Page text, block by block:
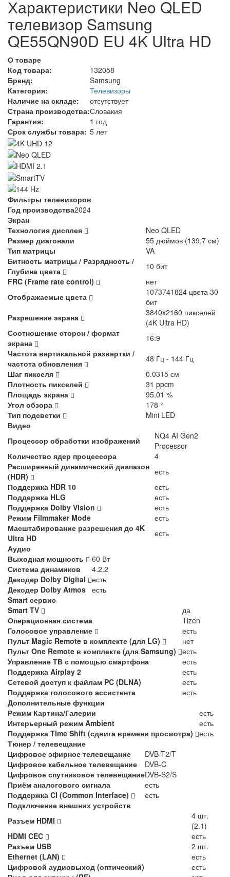
Характеристики Neo QLED
телевизор Samsung
QE55QN90D EU 4K Ultra HD
О товаре
Код товара:
132058
Бренд:
Samsung
Категория:
Телевизоры
Наличие на складе:
отсутствует
Страна производства:Словакия
Гарантия:
1 год
Срок службы товара: 5 лет
Фильтры телевизоров
Год производства2024
Экран
Технология дисплея
Neo QLED
Размер диагонали
55 дюймов (139,7 см)
Тип матрицы
VA
Битность матрицы / Разрядность /
Глубина цвета
10 бит
FRC (Frame rate control)
нет
Отображаемые цвета
1073741824 цвета 30
бит
Разрешение экрана
3840x2160 пикселей
(4K Ultra HD)
Соотношение сторон / формат
экрана
16:9
Частота вертикальной развертки /
частота обновления
48 Гц - 144 Гц
Шаг пикселя
0.0315 см
Плотность пикселей
31 ppcm
Площадь экрана
95.01 %
Угол обзора
178 °
Тип подсветки
Mini LED
Видео
Процессор обработки изображений
NQ4 AI Gen2
Processor
Количество ядер процессора
4
Расширенный динамический диапазон
(HDR)
есть
Поддержка HDR 10
есть
Поддержка HLG
есть
Поддержка Dolby Vision
есть
Режим Filmmaker Mode
есть
Масштабирование разрешения до 4K
Ultra HD
есть
Аудио
Выходная мощность
60 Вт
Система динамиков
4.2.2
Декодер Dolby Digital
есть
Декодер Dolby Atmos есть
Smart сервис
Smart TV
да
Операционная система
Tizen
Голосовое управление
есть
Пульт Magic Remote в комплекте (для LG)
нет
Пульт One Remote в комплекте (для Samsung)
есть
Управление ТВ с помощью смартфона
есть
Поддержка Airplay 2
есть
Сетевой доступ к файлам PC (DLNA)
есть
Поддержка голосового ассистента
есть
Дополнительные функции
Режим Картина/Галерии
есть
Интерьерный режим Ambient
есть
Поддержка Time Shift (сдвига времени просмотра)
есть
Тюнер / телевещание
Цифровое эфирное телевещание
DVB-T2/T
Цифровое кабельное телевещание
DVB-C
Цифровое спутниковое телевещаниеDVB-S2/S
Приём аналогового сигнала
есть
Поддержка CI (Common Interface)
есть
Подключение внешних устройств
Разъем HDMI
4 шт.
(2.1)
HDMI CEC
есть
Разъем USB
2 шт.
Ethernet (LAN)
есть
Цифровой аудиовыход (оптический)
есть